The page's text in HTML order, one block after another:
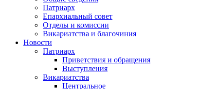
Патриарх
Епархиальный совет
Отделы и комиссии
Викариатства и благочиния
Новости
Патриарх
Приветствия и обращения
Выступления
Викариатства
Центральное